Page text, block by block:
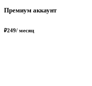
Премиум аккаунт
₽249/ месяц